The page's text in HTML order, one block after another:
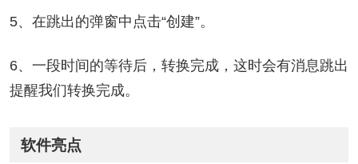
5、在跳出的弹窗中点击“创建”。
6、一段时间的等待后，转换完成，这时会有消息跳出
提醒我们转换完成。
软件亮点